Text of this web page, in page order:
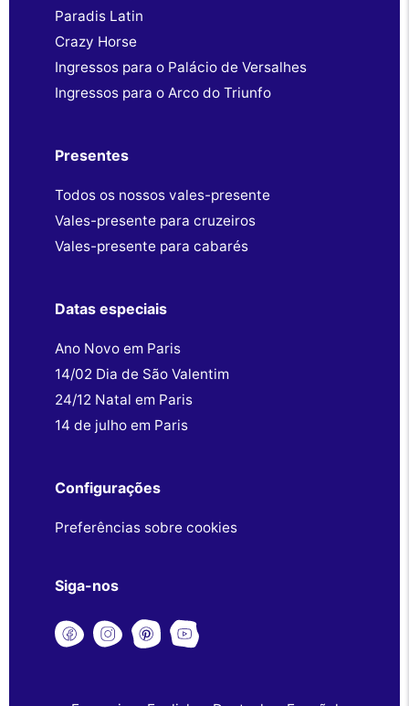
Paradis Latin
Crazy Horse
Ingressos para o Palácio de Versalhes
Ingressos para o Arco do Triunfo
Presentes
Todos os nossos vales-presente
Vales-presente para cruzeiros
Vales-presente para cabarés
Datas especiais
Ano Novo em Paris
14/02 Dia de São Valentim
24/12 Natal em Paris
14 de julho em Paris
Configurações
Preferências sobre cookies
Siga-nos